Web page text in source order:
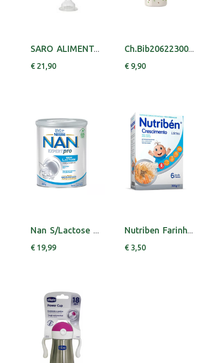
SARO ALIMENTACAO BIB C/ COLHER 2502
€ 21,90
Ch.Bib20622300040 Bib Benes Wb Pl Lat 250ml
€ 9,90
Nan S/Lactose Leite Lact Po 400g
€ 19,99
Nutriben Farinhas Crescimento La 300g
€ 3,50